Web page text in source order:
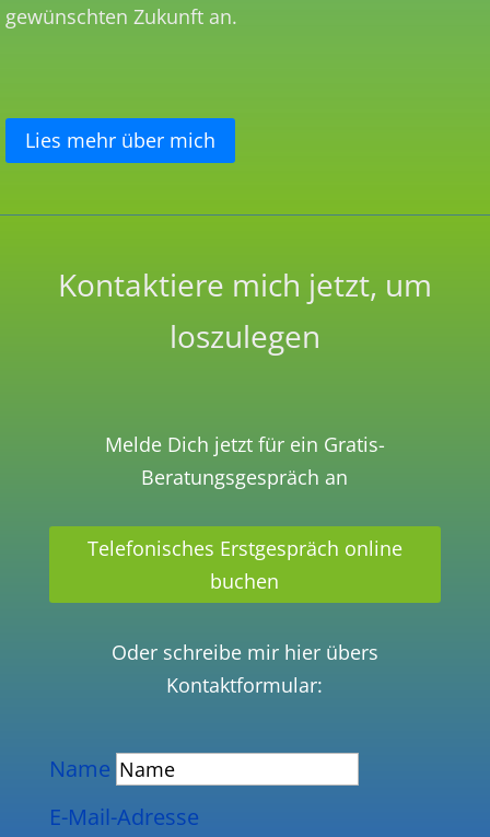
gewünschten Zukunft an.
Lies mehr über mich
Kontaktiere mich jetzt, um
loszulegen
Melde Dich jetzt für ein Gratis-
Beratungsgespräch an
Telefonisches Erstgespräch online
buchen
Oder schreibe mir hier übers
Kontaktformular:
Name
E-Mail-Adresse